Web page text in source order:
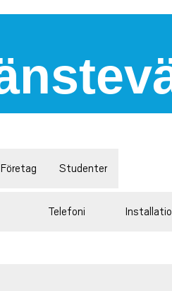
Företag Studenter
Telefoni